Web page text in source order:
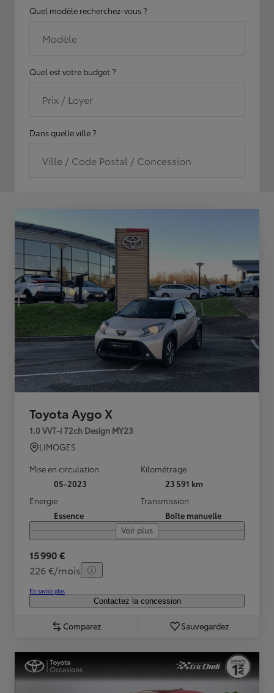
Quel modèle recherchez-vous ?
Modèle
Quel est votre budget ?
Prix / Loyer
Dans quelle ville ?
Ville / Code Postal / Concession
Toyota Aygo X
1.0 VVT-i 72ch Design MY23
LIMOGES
Mise en circulation
05-2023
Kilométrage
23 591 km
Energie
Essence
Transmission
Boîte manuelle
Voir plus
15 990 €
226 €/mois
En savoir plus
Contactez la concession
Comparez Sauvegardez